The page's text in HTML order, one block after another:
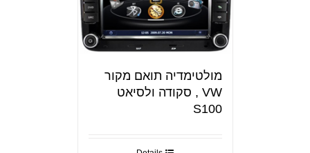
מולטימדיה תואם מקור
VW , סקודה ולסיאט
S100